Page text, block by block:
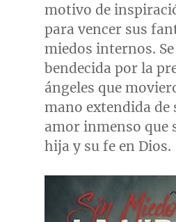
motivo de
para vencer sus
miedos internos.
bendecida por la
ángeles que
mano extendida de
amor inmenso que
hija y su fe en Dios.